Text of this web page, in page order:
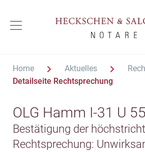
Home Aktuelles
Detailseite Rechtsprechung
OLG Hamm I-31 U
Bestätigung der
Rechtsprechung: